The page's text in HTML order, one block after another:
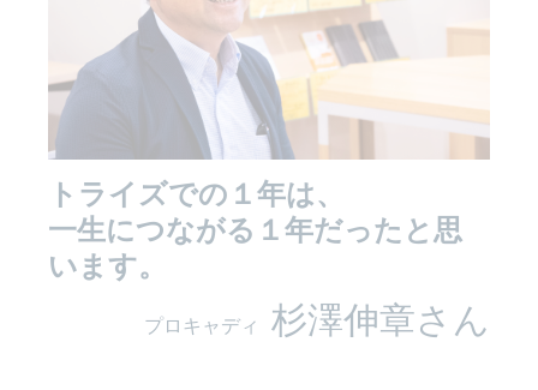
トライズでの１年は、
一生につながる１年だったと思
います。
プロキャディ 杉澤伸章さん